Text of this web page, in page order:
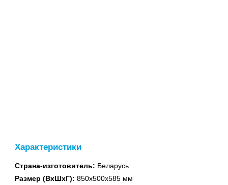
поверхности
Характеристики
Страна-изготовитель: Беларусь
Размер (ВхШхГ): 850х500х585 мм